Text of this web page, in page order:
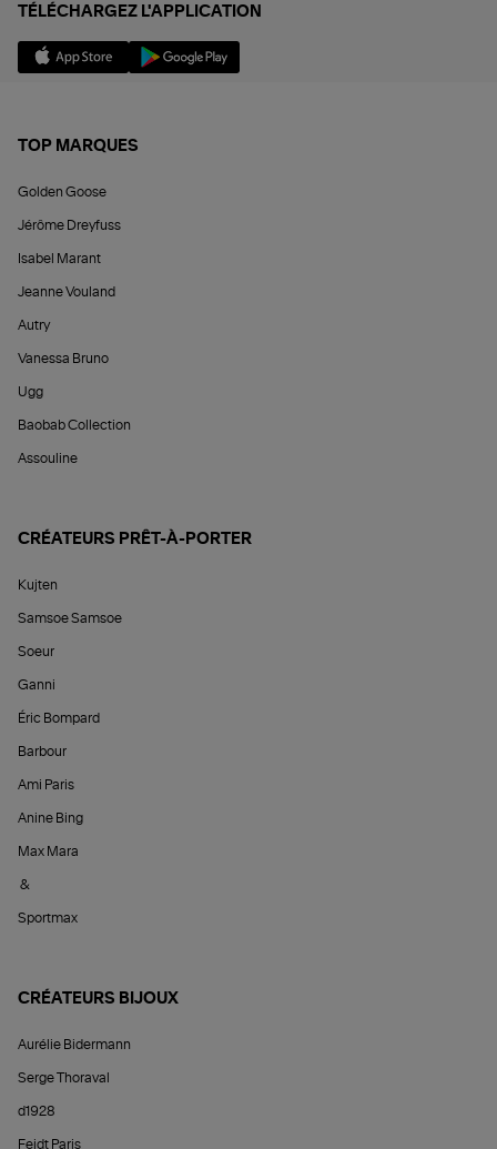
TÉLÉCHARGEZ L'APPLICATION
TOP MARQUES
Golden Goose
Jérôme Dreyfuss
Isabel Marant
Jeanne Vouland
Autry
Vanessa Bruno
Ugg
Baobab Collection
Assouline
CRÉATEURS PRÊT-À-PORTER
Kujten
Samsoe Samsoe
Soeur
Ganni
Éric Bompard
Barbour
Ami Paris
Anine Bing
Max Mara
&
Sportmax
CRÉATEURS BIJOUX
Aurélie Bidermann
Serge Thoraval
d1928
Feidt Paris